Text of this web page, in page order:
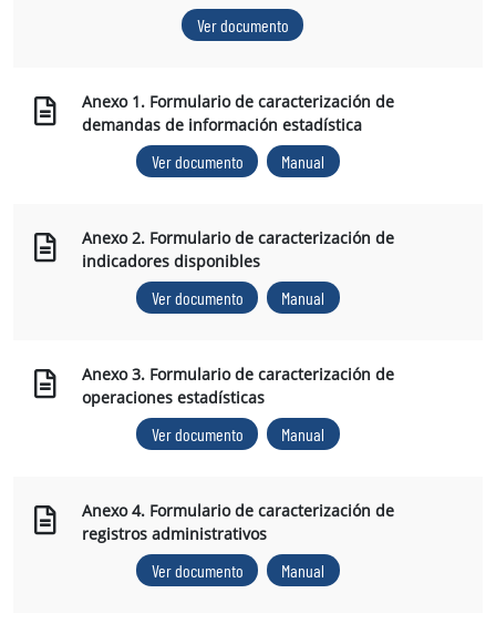
Ver documento
Anexo 1. Formulario de caracterización de
demandas de información estadística
Ver documento
Manual
Anexo 2. Formulario de caracterización de
indicadores disponibles
Ver documento
Manual
Anexo 3. Formulario de caracterización de
operaciones estadísticas
Ver documento
Manual
Anexo 4. Formulario de caracterización de
registros administrativos
Ver documento
Manual